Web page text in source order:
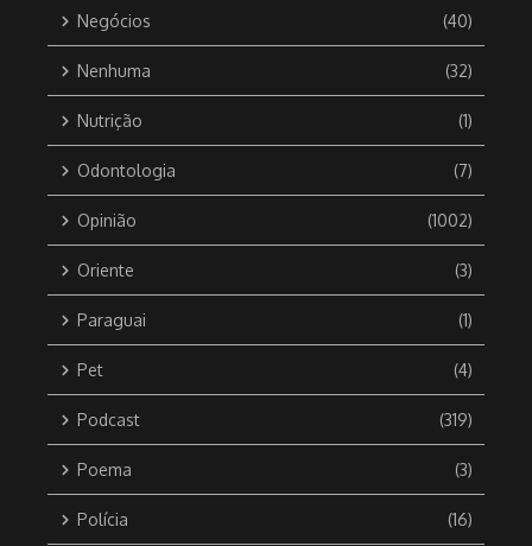
Negócios (40)
Nenhuma (32)
Nutrição (1)
Odontologia (7)
Opinião (1002)
Oriente (3)
Paraguai (1)
Pet (4)
Podcast (319)
Poema (3)
Polícia (16)